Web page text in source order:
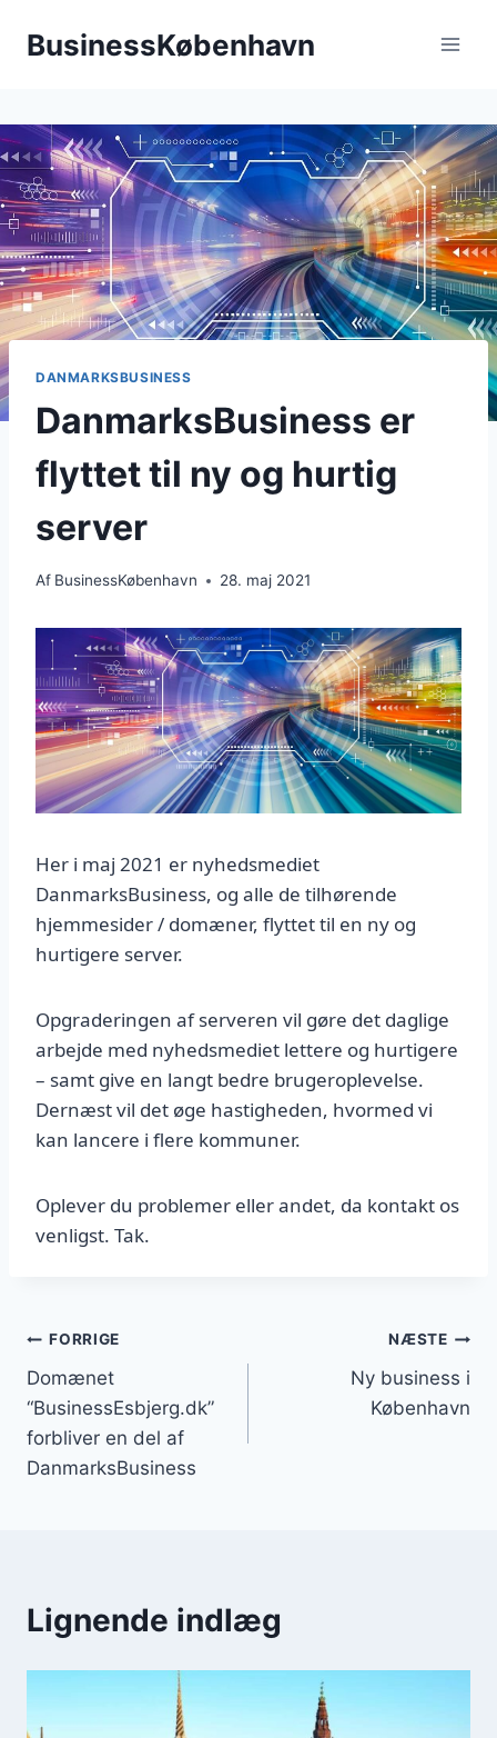
BusinessKøbenhavn
DANMARKSBUSINESS
DanmarksBusiness er
flyttet til ny og hurtig
server
Af BusinessKøbenhavn 28. maj 2021
Her i maj 2021 er nyhedsmediet
DanmarksBusiness, og alle de tilhørende
hjemmesider / domæner, flyttet til en ny og
hurtigere server.
Opgraderingen af serveren vil gøre det daglige
arbejde med nyhedsmediet lettere og hurtigere
– samt give en langt bedre brugeroplevelse.
Dernæst vil det øge hastigheden, hvormed vi
kan lancere i flere kommuner.
Oplever du problemer eller andet, da kontakt os
venligst. Tak.
Indlægsnavigation
FORRIGE
Domænet
“BusinessEsbjerg.dk”
forbliver en del af
DanmarksBusiness
NÆSTE
Ny business i
København
Lignende indlæg